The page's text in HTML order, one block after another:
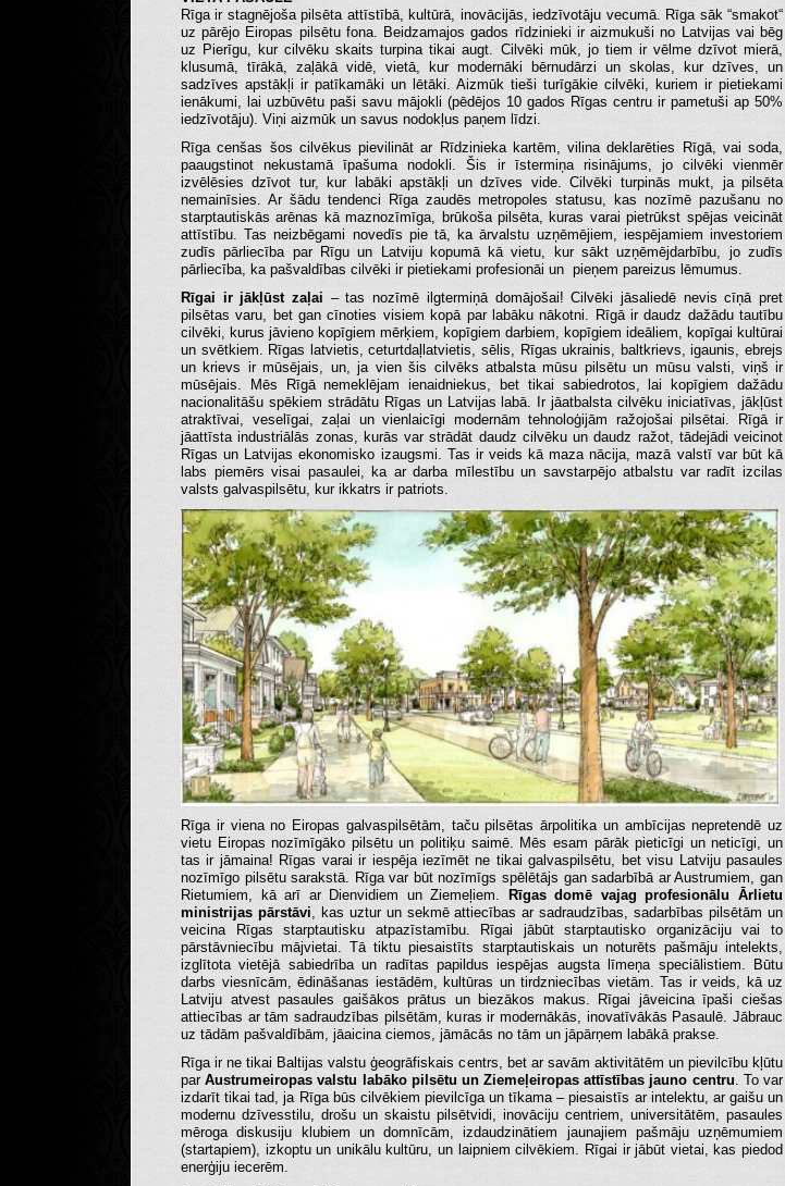
Rīga ir stagnējoša pilsēta attīstībā, kultūrā, inovācijās, iedzīvotāju vecumā. Rīga sāk “smakot“
uz pārējo Eiropas pilsētu fona. Beidzamajos gados rīdzinieki ir aizmukuši no Latvijas vai bēg
uz Pierīgu, kur cilvēku skaits turpina tikai augt. Cilvēki mūk, jo tiem ir vēlme dzīvot mierā,
klusumā, tīrākā, zaļākā vidē, vietā, kur modernāki bērnudārzi un skolas, kur dzīves, un
sadzīves apstākļi ir patīkamāki un lētāki. Aizmūk tieši turīgākie cilvēki, kuriem ir pietiekami
ienākumi, lai uzbūvētu paši savu mājokli (pēdējos 10 gados Rīgas centru ir pametuši ap 50%
iedzīvotāju). Viņi aizmūk un savus nodokļus paņem līdzi.
Rīga cenšas šos cilvēkus pievilināt ar Rīdzinieka kartēm, vilina deklarēties Rīgā, vai soda,
paaugstinot nekustamā īpašuma nodokli. Šis ir īstermiņa risinājums, jo cilvēki vienmēr
izvēlēsies dzīvot tur, kur labāki apstākļi un dzīves vide. Cilvēki turpinās mukt, ja pilsēta
nemainīsies. Ar šādu tendenci Rīga zaudēs metropoles statusu, kas nozīmē pazušanu no
starptautiskās arēnas kā maznozīmīga, brūkoša pilsēta, kuras varai pietrūkst spējas veicināt
attīstību. Tas neizbēgami novedīs pie tā, ka ārvalstu uzņēmējiem, iespējamiem investoriem
zudīs pārliecība par Rīgu un Latviju kopumā kā vietu, kur sākt uzņēmējdarbību, jo zudīs
pārliecība, ka pašvaldības cilvēki ir pietiekami profesionāi un pieņem pareizus lēmumus.
Rīgai ir jākļūst zaļai – tas nozīmē ilgtermiņā domājošai! Cilvēki jāsaliedē nevis cīņā pret
pilsētas varu, bet gan cīnoties visiem kopā par labāku nākotni. Rīgā ir daudz dažādu tautību
cilvēki, kurus jāvieno kopīgiem mērķiem, kopīgiem darbiem, kopīgiem ideāliem, kopīgai kultūrai
un svētkiem. Rīgas latvietis, ceturtdaļlatvietis, sēlis, Rīgas ukrainis, baltkrievs, igaunis, ebrejs
un krievs ir mūsējais, un, ja vien šis cilvēks atbalsta mūsu pilsētu un mūsu valsti, viņš ir
mūsējais. Mēs Rīgā nemeklējam ienaidniekus, bet tikai sabiedrotos, lai kopīgiem dažādu
nacionalitāšu spēkiem strādātu Rīgas un Latvijas labā. Ir jāatbalsta cilvēku iniciatīvas, jākļūst
atraktīvai, veselīgai, zaļai un vienlaicīgi modernām tehnoloģijām ražojošai pilsētai. Rīgā ir
jāattīsta industriālās zonas, kurās var strādāt daudz cilvēku un daudz ražot, tādejādi veicinot
Rīgas un Latvijas ekonomisko izaugsmi. Tas ir veids kā maza nācija, mazā valstī var būt kā
labs piemērs visai pasaulei, ka ar darba mīlestību un savstarpējo atbalstu var radīt izcilas
valsts galvaspilsētu, kur ikkatrs ir patriots.
Rīga ir viena no Eiropas galvaspilsētām, taču pilsētas ārpolitika un ambīcijas nepretendē uz
vietu Eiropas nozīmīgāko pilsētu un politiķu saimē. Mēs esam pārāk pieticīgi un neticīgi, un
tas ir jāmaina! Rīgas varai ir iespēja iezīmēt ne tikai galvaspilsētu, bet visu Latviju pasaules
nozīmīgo pilsētu sarakstā. Rīga var būt nozīmīgs spēlētājs gan sadarbībā ar Austrumiem, gan
Rietumiem, kā arī ar Dienvidiem un Ziemeļiem.
Rīgas domē vajag profesionālu Ārlietu
ministrijas pārstāvi, kas uztur un sekmē attiecības ar sadraudzības, sadarbības pilsētām un
veicina Rīgas starptautisku atpazīstamību. Rīgai jābūt starptautisko organizāciju vai to
pārstāvniecību mājvietai. Tā tiktu piesaistīts starptautiskais un noturēts pašmāju intelekts,
izglītota vietējā sabiedrība un radītas papildus iespējas augsta līmeņa speciālistiem. Būtu
darbs viesnīcām, ēdināšanas iestādēm, kultūras un tirdzniecības vietām. Tas ir veids, kā uz
Latviju atvest pasaules gaišākos prātus un biezākos makus. Rīgai jāveicina īpaši ciešas
attiecības ar tām sadraudzības pilsētām, kuras ir modernākās, inovatīvākās Pasaulē. Jābrauc
uz tādām pašvaldībām, jāaicina ciemos, jāmācās no tām un jāpārņem labākā prakse.
Rīga ir ne tikai Baltijas valstu ģeogrāfiskais centrs, bet ar savām aktivitātēm un pievilcību kļūtu
parAustrumeiropas valstu labāko pilsētu un Ziemeļeiropas attīstības jauno centru. To var
izdarīt tikai tad, ja Rīga būs cilvēkiem pievilcīga un tīkama – piesaistīs ar intelektu, ar gaišu un
modernu dzīvesstilu, drošu un skaistu pilsētvidi, inovāciju centriem, universitātēm, pasaules
mēroga diskusiju klubiem un domnīcām, izdaudzinātiem jaunajiem pašmāju uzņēmumiem
(startapiem), izkoptu un unikālu kultūru, un laipniem cilvēkiem. Rīgai ir jābūt vietai, kas piedod
enerģiju iecerēm.